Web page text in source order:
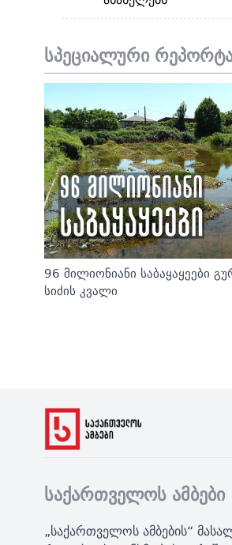
სპეციალური
96 მილიონიანი საბაყაყეები
სიძის კვალი
საქართველოს ამბები
„საქართველოს ამბების“